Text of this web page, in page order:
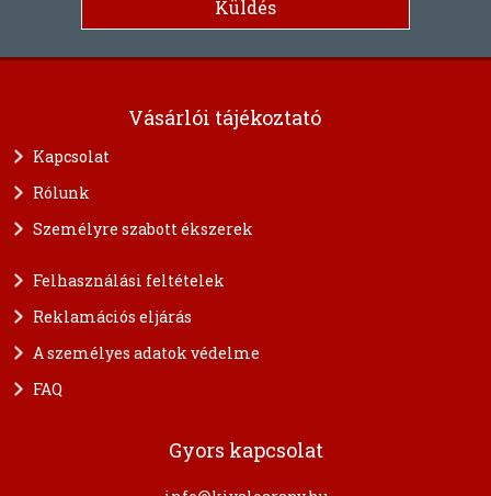
Vásárlói tájékoztató
Kapcsolat
Rólunk
Személyre szabott ékszerek
Felhasználási feltételek
Reklamációs eljárás
A személyes adatok védelme
FAQ
Gyors kapcsolat